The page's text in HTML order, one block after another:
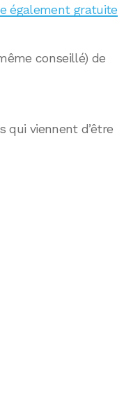
également gratuite
conseillé) de
qui viennent d’être